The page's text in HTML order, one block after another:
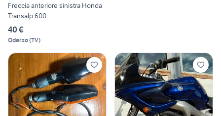
Freccia anteriore sinistra Honda
Transalp 600
40 €
Oderzo(TV)